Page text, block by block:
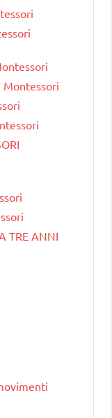
Montessori
TRE ANNI